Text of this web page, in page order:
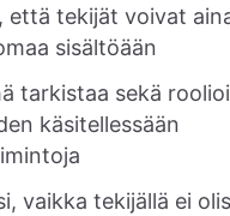
tekijät voivat
sisältöään
tarkistaa sekä
käsitellessään
vaikka tekijällä ei